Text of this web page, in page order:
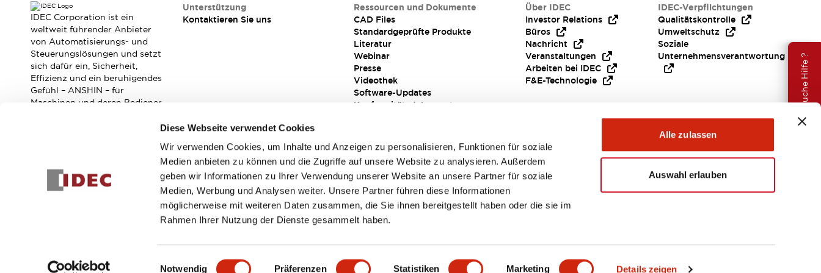
Diese Webseite verwendet Cookies
Wir verwenden Cookies, um Inhalte und Anzeigen zu personalisieren, Funktionen für soziale
Medien anbieten zu können und die Zugriffe auf unsere Website zu analysieren. Außerdem
geben wir Informationen zu Ihrer Verwendung unserer Website an unsere Partner für soziale
Medien, Werbung und Analysen weiter. Unsere Partner führen diese Informationen
möglicherweise mit weiteren Daten zusammen, die Sie ihnen bereitgestellt haben oder die sie im
Rahmen Ihrer Nutzung der Dienste gesammelt haben.
Einwilligungsauswahl
Notwendig Präferenzen Statistiken Marketing Details zeigen
Alle zulassen
Auswahl erlauben
Brauche Hilfe ?
IDEC Corporation ist ein
weltweit führender Anbieter
von Automatisierungs- und
Steuerungslösungen und setzt
sich dafür ein, Sicherheit,
Effizienz und ein beruhigendes
Gefühl – ANSHIN – für
Maschinen und deren Bediener
Unterstützung
Kontaktieren Sie uns
Ressourcen und Dokumente
CAD Files
Standardgeprüfte Produkte
Literatur
Webinar
Presse
Videothek
Software-Updates
Konformitätsdokumente
Über IDEC
Investor Relations
Büros
Nachricht
Veranstaltungen
Arbeiten bei IDEC
F&E-Technologie
IDEC-Verpflichtungen
Qualitätskontrolle
Umweltschutz
Soziale
Unternehmensverantwortung
Abonnieren Sie unseren Newsletter!
Registrieren
DatenschutzrichtlinieGeschäftsbedingungen EMEA